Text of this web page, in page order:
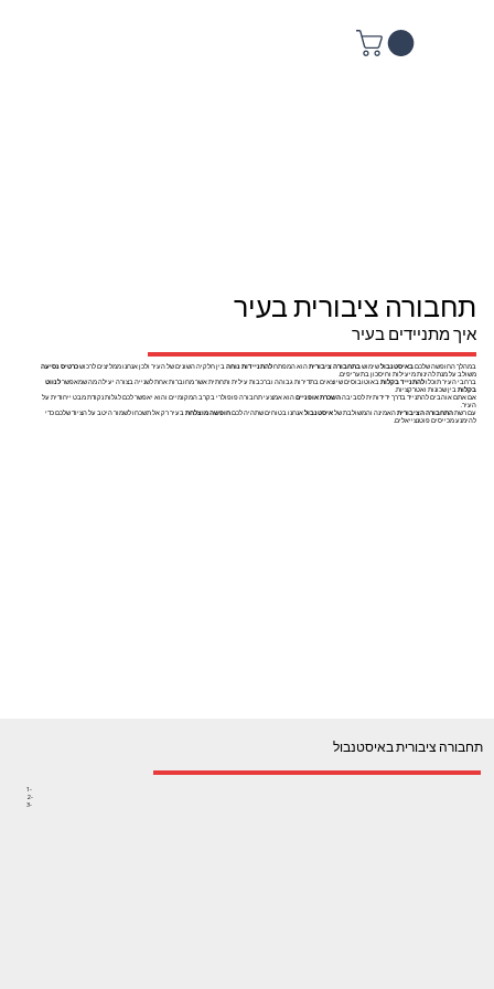
תחבורה ציבורית בעיר
איך מתניידים בעיר
במהלך החופשה שלכםבאיסטנבולשימושבתחבורה ציבוריתהוא המפתחלהתניידות נוחהבין חלקיה השונים של העיר ולכן אנחנו ממליצים לרכושכרטיס נסיעה
משולב על מנת להינות מיעילות וחיסכון בתעריפים.
ברחבי העיר תוכלולהתנייד בקלותבאוטובוסים שיוצאים בתדירות גבוהה וברכבות עילית ותחתית אשר מחוברות אחת לשנייה בצורה יעילה מה שמאפשרלנווט
בקלותבין שכונות ואטרקציות.
אם אתם אוהבים להתנייד בדרך ידידותית לסביבההשכרת אופנייםהוא אמצעי תחבורה פופולרי בקרב המקומיים והוא יאפשר לכם לגלות נקודת מבט ייחודית על
העיר.
עם רשתהתחבורה הציבוריתהאמינה והמשולבת שלאיסטנבולאנחנו בטוחים שתהיה לכםחופשה מוצלחתבעיר רק אל תשכחו לשמור היטב על הציוד שלכם כדי
להימנע מכייסים פוטנצייאלים.
תחבורה ציבורית באיסטנבול
1-
2-
3-